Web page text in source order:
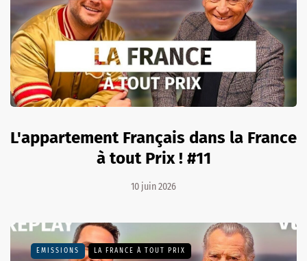
L'appartement Français dans la France
à tout Prix ! #11
10 juin 2026
EMISSIONS LA FRANCE À TOUT PRIX